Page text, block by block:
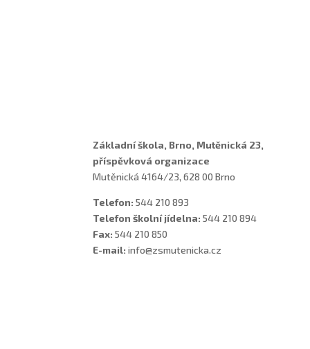
Základní škola, Brno, Mutěnická 23,
příspěvková organizace
Mutěnická 4164/23, 628 00 Brno
Telefon: 544 210 893
Telefon školní jídelna: 544 210 894
Fax: 544 210 850
E-mail: info@zsmutenicka.cz